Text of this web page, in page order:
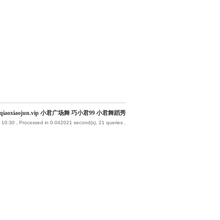
小君广场舞 巧小君99 小君舞蹈秀
10:30 , Processed in 0.042021 second(s), 21 queries .